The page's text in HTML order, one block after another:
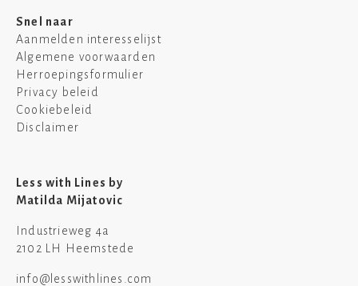
Snel naar
Aanmelden interesselijst
Algemene voorwaarden
Herroepingsformulier
Privacy beleid
Cookiebeleid
Disclaimer
Less with Lines by
Matilda Mijatovic
Industrieweg 4a
2102 LH Heemstede
info@lesswithlines.com